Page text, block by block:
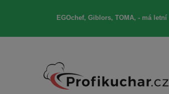
EGOchef, Giblors, TOMA, -má letní